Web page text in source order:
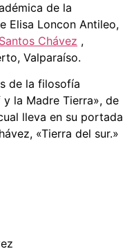
de la
Elisa Loncon Antileo,
Chávez ,
Valparaíso.
de la filosofía
la Madre Tierra», de
lleva en su portada
«Tierra del sur.»